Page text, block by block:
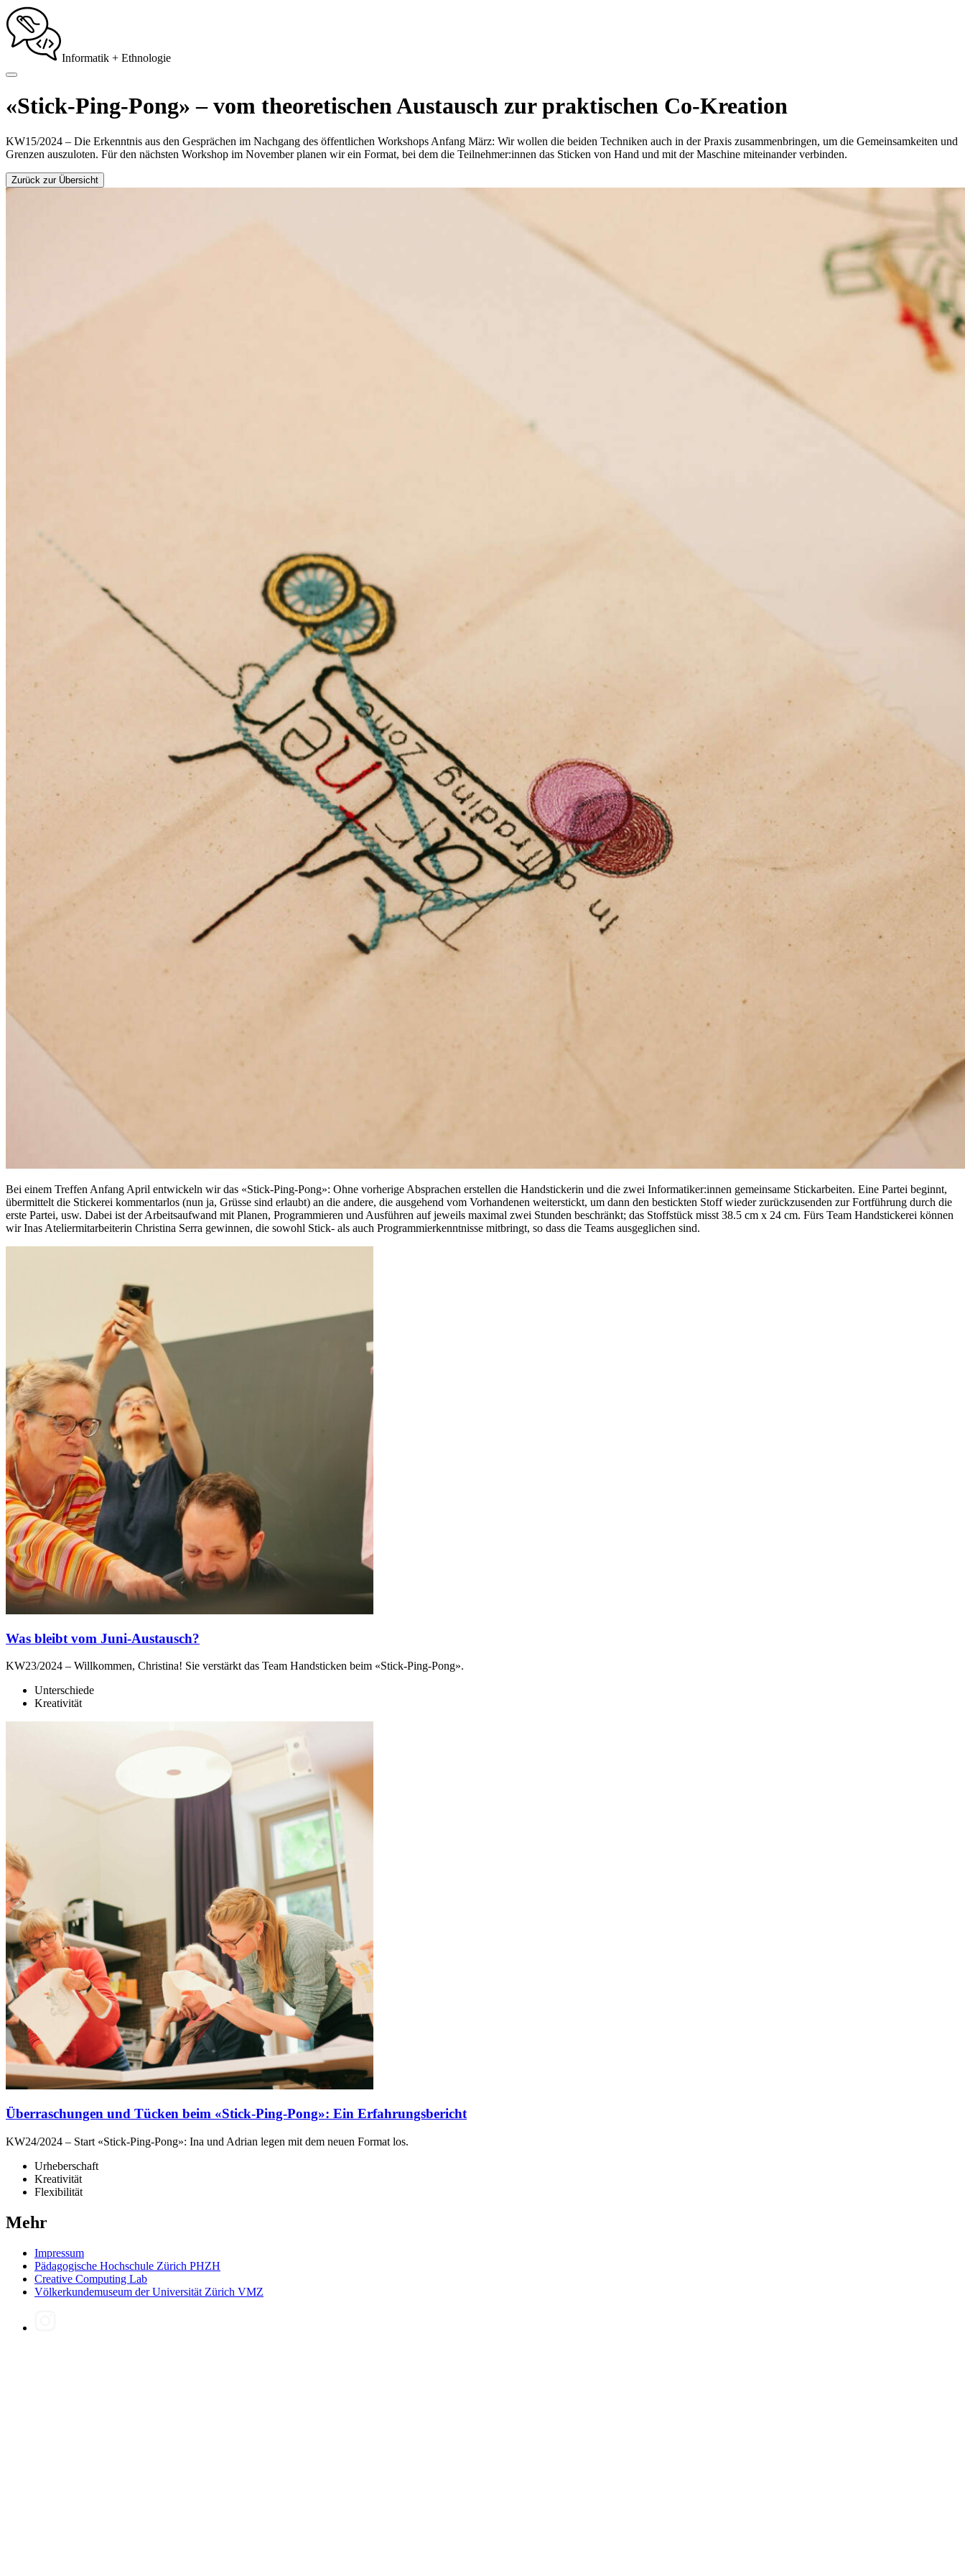
Informatik + Ethnologie
«Stick-Ping-Pong» – vom theoretischen Austausch zur praktischen Co-Kreation
KW15/2024 – Die Erkenntnis aus den Gesprächen im Nachgang des öffentlichen Workshops Anfang März: Wir wollen die beiden Techniken auch in der Praxis zusammenbringen, um die Gemeinsamkeiten und
Grenzen auszuloten. Für den nächsten Workshop im November planen wir ein Format, bei dem die Teilnehmer:innen das Sticken von Hand und mit der Maschine miteinander verbinden.
Zurück zur Übersicht
Bei einem Treffen Anfang April entwickeln wir das «Stick-Ping-Pong»: Ohne vorherige Absprachen erstellen die Handstickerin und die zwei Informatiker:innen gemeinsame Stickarbeiten. Eine Partei beginnt,
übermittelt die Stickerei kommentarlos (nun ja, Grüsse sind erlaubt) an die andere, die ausgehend vom Vorhandenen weiterstickt, um dann den bestickten Stoff wieder zurückzusenden zur Fortführung durch die
erste Partei, usw. Dabei ist der Arbeitsaufwand mit Planen, Programmieren und Ausführen auf jeweils maximal zwei Stunden beschränkt; das Stoffstück misst 38.5 cm x 24 cm. Fürs Team Handstickerei können
wir Inas Ateliermitarbeiterin Christina Serra gewinnen, die sowohl Stick- als auch Programmierkenntnisse mitbringt, so dass die Teams ausgeglichen sind.
Was bleibt vom Juni-Austausch?
KW23/2024 – Willkommen, Christina! Sie verstärkt das Team Handsticken beim «Stick-Ping-Pong».
Unterschiede
Kreativität
Überraschungen und Tücken beim «Stick-Ping-Pong»: Ein Erfahrungsbericht
KW24/2024 – Start «Stick-Ping-Pong»: Ina und Adrian legen mit dem neuen Format los.
Urheberschaft
Kreativität
Flexibilität
Mehr
Impressum
Pädagogische Hochschule Zürich PHZH
Creative Computing Lab
Völkerkundemuseum der Universität Zürich VMZ